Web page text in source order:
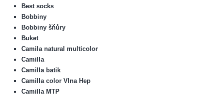
Best socks
Bobbiny
Bobbiny šňůry
Buket
Camila natural multicolor
Camilla
Camilla batik
Camilla color Vlna Hep
Camilla MTP